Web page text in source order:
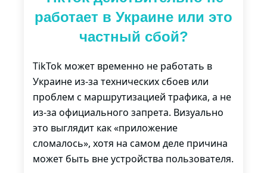
работает в Украине или это
частный сбой?
TikTok может временно не работать в
Украине из-за технических сбоев или
проблем с маршрутизацией трафика, а не
из-за официального запрета. Визуально
это выглядит как «приложение
сломалось», хотя на самом деле причина
может быть вне устройства пользователя.